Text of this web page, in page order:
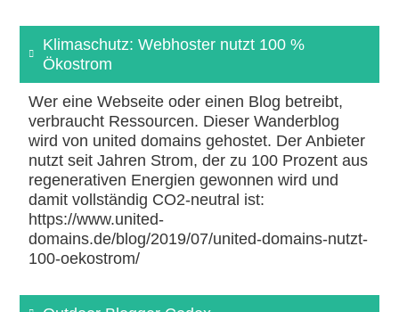
Klimaschutz: Webhoster nutzt 100 %
Ökostrom
Wer eine Webseite oder einen Blog betreibt,
verbraucht Ressourcen. Dieser Wanderblog
wird von united domains gehostet. Der Anbieter
nutzt seit Jahren Strom, der zu 100 Prozent aus
regenerativen Energien gewonnen wird und
damit vollständig CO2-neutral ist:
https://www.united-
domains.de/blog/2019/07/united-domains-nutzt-
100-oekostrom/